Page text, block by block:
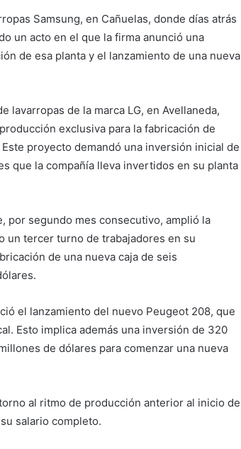
Samsung, en Cañuelas, donde días atrás
un acto en el que la firma anunció una
de esa planta y el lanzamiento de una nueva
lavarropas de la marca LG, en Avellaneda,
exclusiva para la fabricación de
proyecto demandó una inversión inicial de
que la compañía lleva invertidos en su planta
por segundo mes consecutivo, amplió la
un tercer turno de trabajadores en su
de una nueva caja de seis
el lanzamiento del nuevo Peugeot 208, que
Esto implica además una inversión de 320
de dólares para comenzar una nueva
al ritmo de producción anterior al inicio de
salario completo.